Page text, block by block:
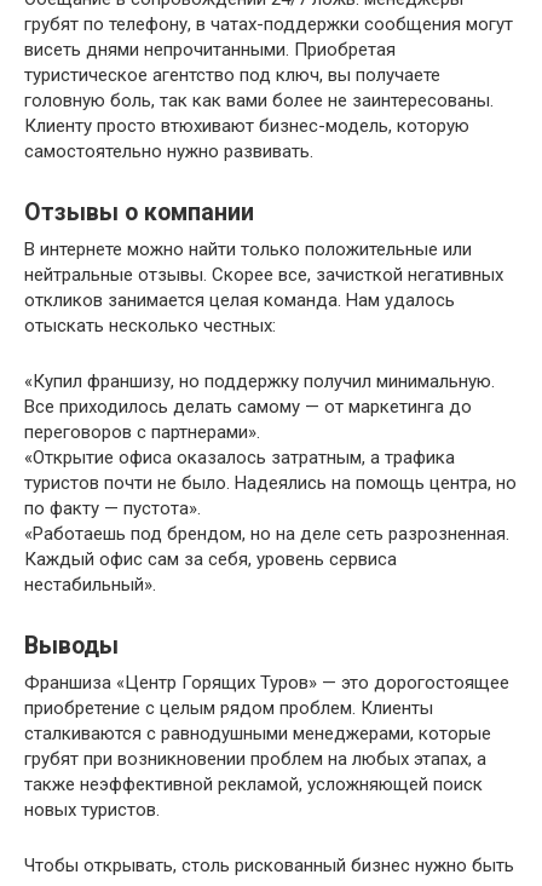
грубят по телефону, в чатах-поддержки сообщения могут
висеть днями непрочитанными. Приобретая
туристическое агентство под ключ, вы получаете
головную боль, так как вами более не заинтересованы.
Клиенту просто втюхивают бизнес-модель, которую
самостоятельно нужно развивать.
Отзывы о компании
В интернете можно найти только положительные или
нейтральные отзывы. Скорее все, зачисткой негативных
откликов занимается целая команда. Нам удалось
отыскать несколько честных:
«Купил франшизу, но поддержку получил минимальную.
Все приходилось делать самому — от маркетинга до
переговоров с партнерами».
«Открытие офиса оказалось затратным, а трафика
туристов почти не было. Надеялись на помощь центра, но
по факту — пустота».
«Работаешь под брендом, но на деле сеть разрозненная.
Каждый офис сам за себя, уровень сервиса
нестабильный».
Выводы
Франшиза «Центр Горящих Туров» — это дорогостоящее
приобретение с целым рядом проблем. Клиенты
сталкиваются с равнодушными менеджерами, которые
грубят при возникновении проблем на любых этапах, а
также неэффективной рекламой, усложняющей поиск
новых туристов.
Чтобы открывать, столь рискованный бизнес нужно быть